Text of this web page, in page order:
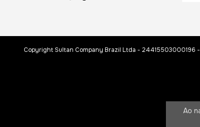
Ao
Copyright Sultan Company Brazil Ltda - 24415503000196